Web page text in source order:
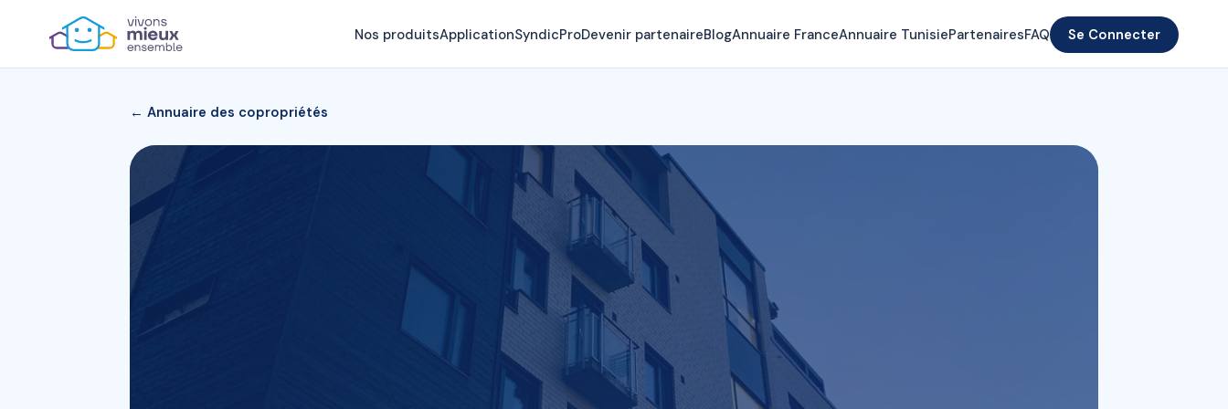
Nos produitsApplicationSyndicProDevenir partenaireBlogAnnuaire FranceAnnuaire TunisiePartenairesFAQ Se Connecter
← Annuaire des copropriétés